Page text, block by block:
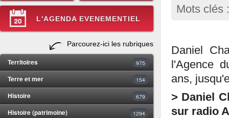
L'AGENDA EVENEMENTIEL
Parcourez-ici les rubriques
Territoires 975
Terre et mer 154
Histoire 679
Histoire (patrimoine) 1294
Mots clés
Daniel
l'Agence
ans,
> Daniel
sur radio